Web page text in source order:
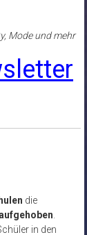
Mode und mehr
die
in den